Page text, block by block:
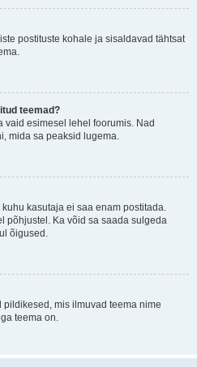
postituste kohale ja sisaldavad tähtsat
teemad?
vaid esimesel lehel foorumis. Nad
mida sa peaksid lugema.
kasutaja ei saa enam postitada.
põhjustel. Ka võid sa saada sulgeda
õigused.
mis ilmuvad teema nime
teema on.